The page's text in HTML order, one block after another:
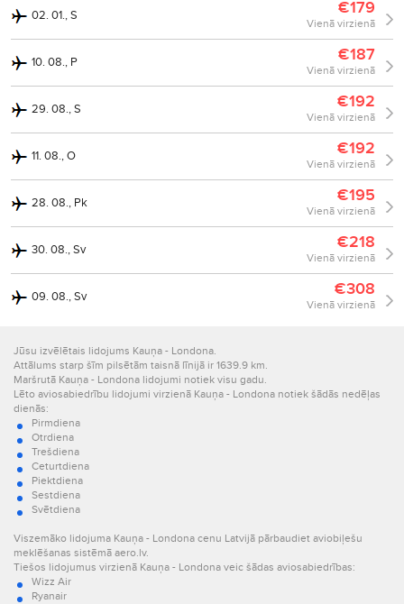
02. 01., S €179
Vienā virzienā
10. 08., P €187
Vienā virzienā
29. 08., S €192
Vienā virzienā
11. 08., O €192
Vienā virzienā
28. 08., Pk €195
Vienā virzienā
30. 08., Sv €218
Vienā virzienā
09. 08., Sv €308
Vienā virzienā
Jūsu izvēlētais lidojums Kauņa - Londona.
Attālums starp šīm pilsētām taisnā līnijā ir 1639.9 km.
Maršrutā Kauņa - Londona lidojumi notiek visu gadu.
Lēto aviosabiedrību lidojumi virzienā Kauņa - Londona notiek šādās nedēļas
dienās:
Pirmdiena
Otrdiena
Trešdiena
Ceturtdiena
Piektdiena
Sestdiena
Svētdiena
Viszemāko lidojuma Kauņa - Londona cenu Latvijā pārbaudiet aviobiļešu
meklēšanas sistēmā aero.lv.
Tiešos lidojumus virzienā Kauņa - Londona veic šādas aviosabiedrības:
Wizz Air
Ryanair